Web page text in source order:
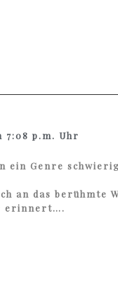
7:08 p.m. Uhr
ein Genre
an das berühmte
erinnert….